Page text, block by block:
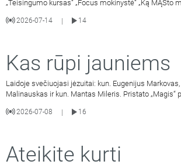
„Teisingumo kursas“ „Focus mokinystė“ „Ką MĄSto
2026-07-14 |
14
Kas rūpi jauniems
Laidoje svečiuojasi jėzuitai: kun. Eugenijus
Malinauskas ir kun. Mantas Mileris. Pristato „Magis“
2026-07-08 |
16
Ateikite kurti